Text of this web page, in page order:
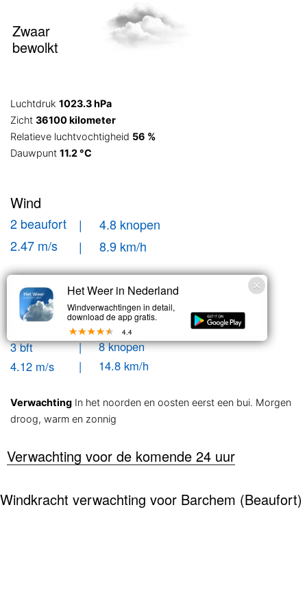
Zwaar
bewolkt
Luchtdruk 1023.3 hPa
Zicht 36100 kilometer
Relatieve luchtvochtigheid 56 %
Dauwpunt 11.2 °C
Wind
2 beaufort
| 4.8 knopen
2.47 m/s
| 8.9 km/h
Noord-Oost
Windstoten
3 bft
| 8 knopen
4.12 m/s
| 14.8 km/h
Verwachting In het noorden en oosten eerst een bui. Morgen
droog, warm en zonnig
Verwachting voor de komende 24 uur
Windkracht verwachting voor Barchem (Beaufort)
Het Weer in Nederland
Windverwachtingen in detail,
download de app gratis.
4.4